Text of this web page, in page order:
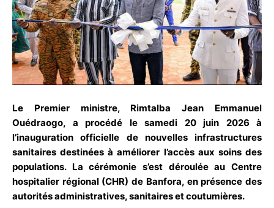
Le Premier ministre, Rimtalba Jean Emmanuel
Ouédraogo, a procédé le samedi 20 juin 2026 à
l’inauguration officielle de nouvelles infrastructures
sanitaires destinées à améliorer l’accès aux soins des
populations. La cérémonie s’est déroulée au Centre
hospitalier régional (CHR) de Banfora, en présence des
autorités administratives, sanitaires et coutumières.